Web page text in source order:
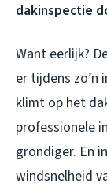
dakinspectie
Want eerlijk?
er tijdens zo’n
klimt op het
professionele
grondiger. En
windsnelheid